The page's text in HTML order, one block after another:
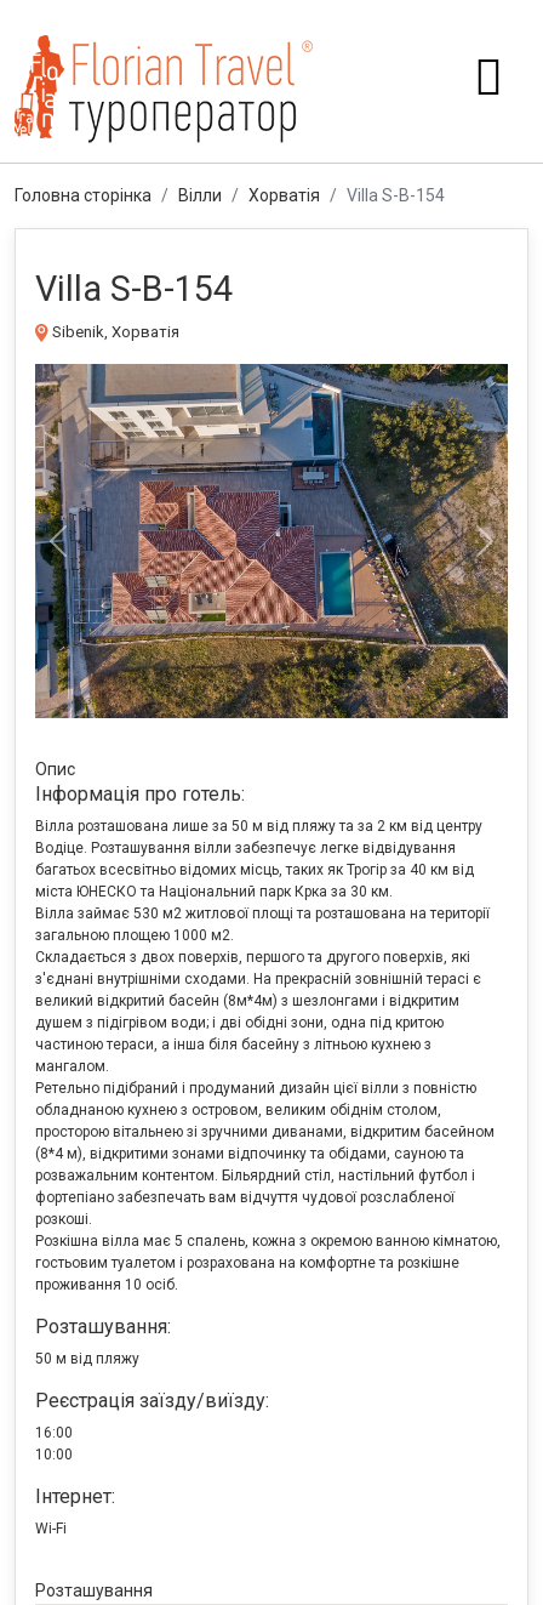
Головна сторінка Вілли Хорватія Villa S-B-154
Villa S-B-154
Sibenik, Хорватія
Previous Next
Опис
Інформація про готель:
Вілла розташована лише за 50 м від пляжу та за 2 км від центру
Водіце. Розташування вілли забезпечує легке відвідування
багатьох всесвітньо відомих місць, таких як Трогір за 40 км від
міста ЮНЕСКО та Національний парк Крка за 30 км.
Вілла займає 530 м2 житлової площі та розташована на території
загальною площею 1000 м2.
Складається з двох поверхів, першого та другого поверхів, які
з'єднані внутрішніми сходами. На прекрасній зовнішній терасі є
великий відкритий басейн (8м*4м) з шезлонгами і відкритим
душем з підігрівом води; і дві обідні зони, одна під критою
частиною тераси, а інша біля басейну з літньою кухнею з
мангалом.
Ретельно підібраний і продуманий дизайн цієї вілли з повністю
обладнаною кухнею з островом, великим обіднім столом,
просторою вітальнею зі зручними диванами, відкритим басейном
(8*4 м), відкритими зонами відпочинку та обідами, сауною та
розважальним контентом. Більярдний стіл, настільний футбол і
фортепіано забезпечать вам відчуття чудової розслабленої
розкоші.
Розкішна вілла має 5 спалень, кожна з окремою ванною кімнатою,
гостьовим туалетом і розрахована на комфортне та розкішне
проживання 10 осіб.
Розташування:
50 м від пляжу
Реєстрація заїзду/виїзду:
16:00
10:00
Інтернет:
Wi-Fi
Розташування